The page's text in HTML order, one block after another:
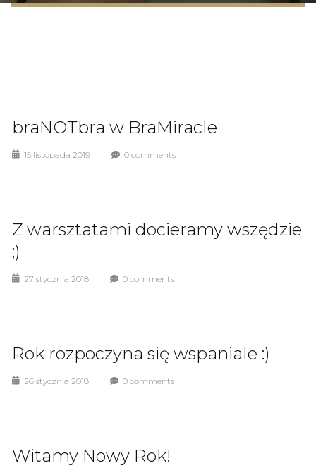
braNOTbra w BraMiracle
15 listopada 2019 0 comments
Z warsztatami docieramy wszędzie
;)
27 stycznia 2018 0 comments
Rok rozpoczyna się wspaniale :)
26 stycznia 2018 0 comments
Witamy Nowy Rok!